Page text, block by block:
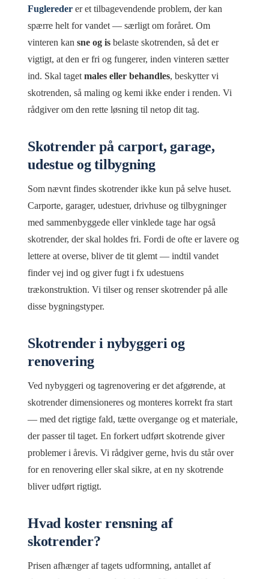
Fuglereder er et tilbagevendende problem, der kan
spærre helt for vandet — særligt om foråret. Om
vinteren kan sne og is belaste skotrenden, så det er
vigtigt, at den er fri og fungerer, inden vinteren sætter
ind. Skal taget males eller behandles, beskytter vi
skotrenden, så maling og kemi ikke ender i renden. Vi
rådgiver om den rette løsning til netop dit tag.
Skotrender på carport, garage,
udestue og tilbygning
Som nævnt findes skotrender ikke kun på selve huset.
Carporte, garager, udestuer, drivhuse og tilbygninger
med sammenbyggede eller vinklede tage har også
skotrender, der skal holdes fri. Fordi de ofte er lavere og
lettere at overse, bliver de tit glemt — indtil vandet
finder vej ind og giver fugt i fx udestuens
trækonstruktion. Vi tilser og renser skotrender på alle
disse bygningstyper.
Skotrender i nybyggeri og
renovering
Ved nybyggeri og tagrenovering er det afgørende, at
skotrender dimensioneres og monteres korrekt fra start
— med det rigtige fald, tætte overgange og et materiale,
der passer til taget. En forkert udført skotrende giver
problemer i årevis. Vi rådgiver gerne, hvis du står over
for en renovering eller skal sikre, at en ny skotrende
bliver udført rigtigt.
Hvad koster rensning af
skotrender?
Prisen afhænger af tagets udformning, antallet af